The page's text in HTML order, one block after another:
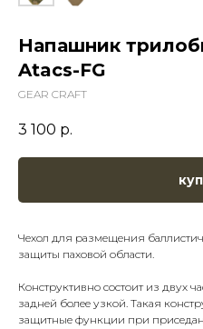
Напашник
Atacs-FG
GEAR CRAFT
3 100 р.
Чехол для размещения
защиты паховой области.
Конструктивно состоит из двух
задней более узкой. Такая
защитные функции при